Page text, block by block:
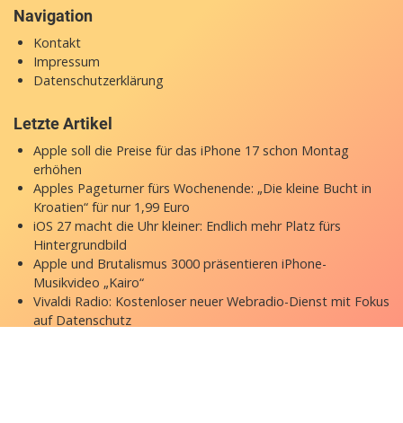
Navigation
Kontakt
Impressum
Datenschutzerklärung
Letzte Artikel
Apple soll die Preise für das iPhone 17 schon Montag
erhöhen
Apples Pageturner fürs Wochenende: „Die kleine Bucht in
Kroatien“ für nur 1,99 Euro
iOS 27 macht die Uhr kleiner: Endlich mehr Platz fürs
Hintergrundbild
Apple und Brutalismus 3000 präsentieren iPhone-
Musikvideo „Kairo“
Vivaldi Radio: Kostenloser neuer Webradio-Dienst mit Fokus
auf Datenschutz